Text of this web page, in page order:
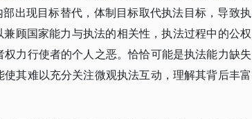
出现目标替代，体制目标取代执法目标，导致执
顾国家能力与执法的相关性，执法过程中的公权
力行使者的个人之恶。恰恰可能是执法能力缺失
其难以充分关注微观执法互动，理解其背后丰富